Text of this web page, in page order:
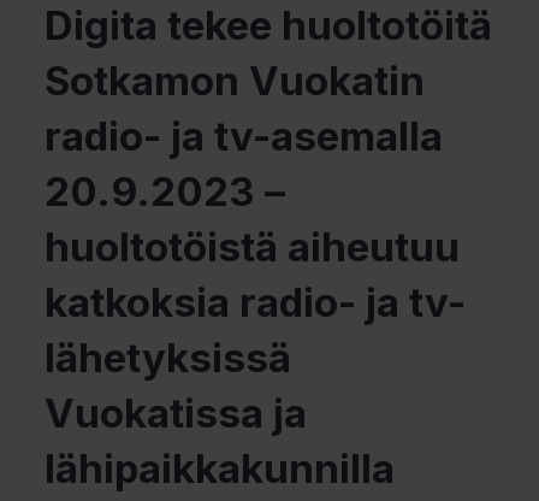
Digita tekee huoltotöitä
Sotkamon Vuokatin
radio- ja tv-asemalla
20.9.2023 –
huoltotöistä aiheutuu
katkoksia radio- ja tv-
lähetyksissä
Vuokatissa ja
lähipaikkakunnilla